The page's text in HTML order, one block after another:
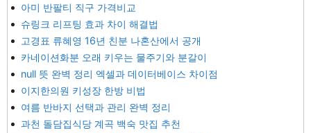
아미 반팔티 직구 가격비교
슈링크 리프팅 효과 차이 해결법
고경표 류혜영 16년 친분 나혼산에서 공개
카네이션화분 오래 키우는 물주기와 분갈이
null 뜻 완벽 정리 엑셀과 데이터베이스 차이점
이지한의원 키성장 한방 비법
여름 반바지 선택과 관리 완벽 정리
과천 돌담집식당 계곡 백숙 맛집 추천